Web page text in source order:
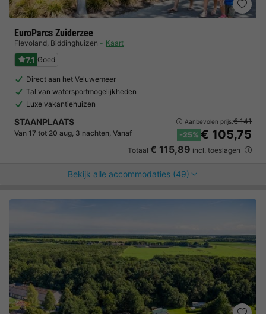
EuroParcs Zuiderzee
Flevoland, Biddinghuizen Kaart
7.1 Goed
Direct aan het Veluwemeer
Tal van watersportmogelijkheden
Luxe vakantiehuizen
STAANPLAATS
Van 17 tot 20 aug, 3 nachten, Vanaf
Aanbevolen prijs:€ 141
-25% € 105,75
Totaal € 115,89 incl. toeslagen
Bekijk alle accommodaties (49)